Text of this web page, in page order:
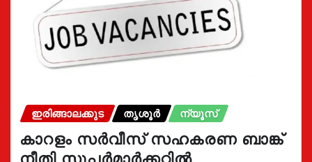
ഇരിങ്ങാലക്കുട തൃശൂർ ന്യൂസ്
കാറളം സർവീസ് സഹകരണ ബാങ്ക്